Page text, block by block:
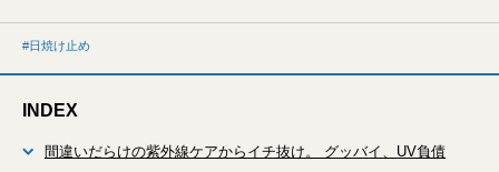
日焼け止め
INDEX
間違いだらけの紫外線ケアからイチ抜け。 グッバイ、UV負債